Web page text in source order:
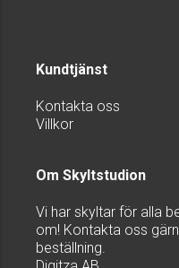
Kundtjänst
Kontakta oss
Villkor
Om Skyltstudion
Vi har skyltar för alla
om! Kontakta oss
beställning.